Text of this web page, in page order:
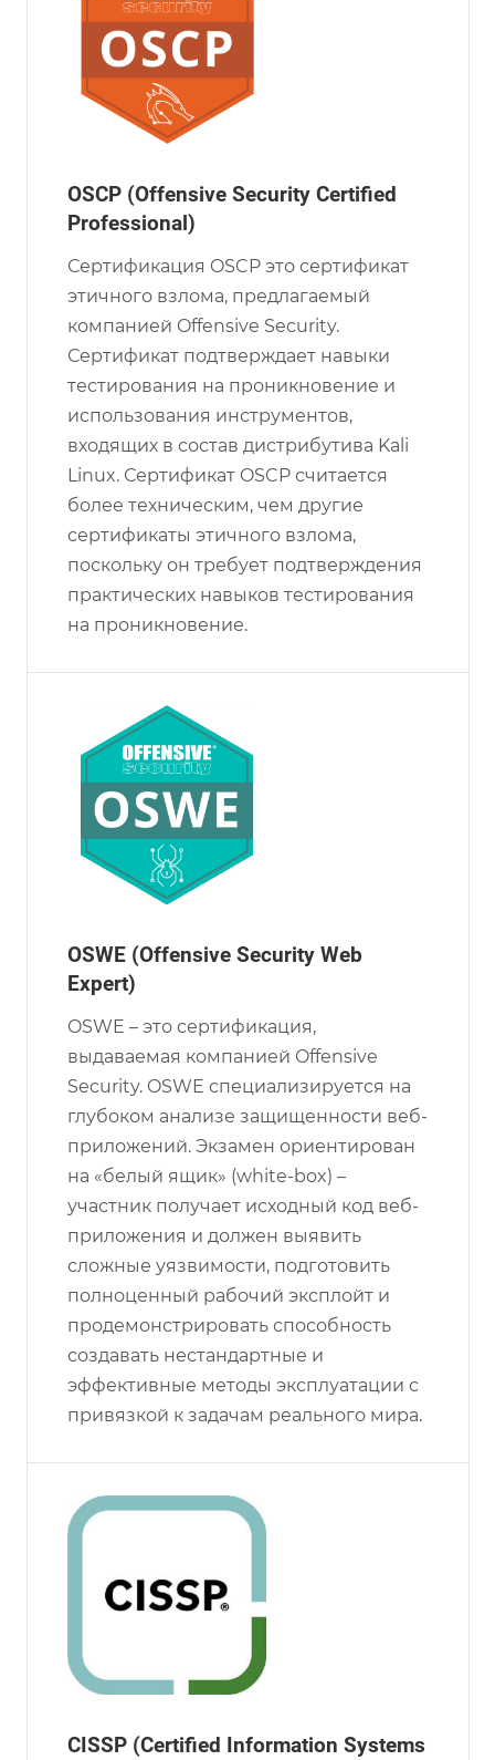
OSCP (Offensive Security Certified
Professional)
Сертификация OSCP это сертификат
этичного взлома, предлагаемый
компанией Offensive Security.
Сертификат подтверждает навыки
тестирования на проникновение и
использования инструментов,
входящих в состав дистрибутива Kali
Linux. Сертификат OSCP считается
более техническим, чем другие
сертификаты этичного взлома,
поскольку он требует подтверждения
практических навыков тестирования
на проникновение.
OSWE (Offensive Security Web
Expert)
OSWE – это сертификация,
выдаваемая компанией Offensive
Security. OSWE специализируется на
глубоком анализе защищенности веб-
приложений. Экзамен ориентирован
на «белый ящик» (white-box) –
участник получает исходный код веб-
приложения и должен выявить
сложные уязвимости, подготовить
полноценный рабочий эксплойт и
продемонстрировать способность
создавать нестандартные и
эффективные методы эксплуатации с
привязкой к задачам реального мира.
CISSP (Certified Information Systems